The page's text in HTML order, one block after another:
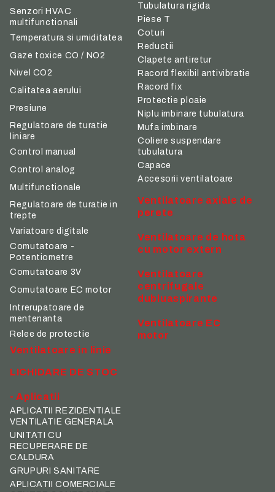
Senzori HVAC
multifunctionali
Temperatura si umiditatea
Gaze toxice CO / NO2
Nivel CO2
Calitatea aerului
Presiune
Regulatoare de turatie
liniare
Control manual
Control analog
Multifunctionale
Regulatoare de turatie in
trepte
Variatoare digitale
Comutatoare -
Potentiometre
Comutatoare 3V
Comutatoare EC motor
Intrerupatoare de
mentenanta
Relee de protectie
Tubulatura rigida
Piese T
Coturi
Reductii
Clapete antiretur
Racord flexibil antivibratie
Racord fix
Protectie ploaie
Niplu imbinare tubulatura
Mufa imbinare
Coliere suspendare
tubulatura
Capace
Accesorii ventilatoare
Ventilatoare axiale de
perete
Ventilatoare de hota
cu motor extern
Ventilatoare
centrifugale
dubluaspirante
Ventilatoare EC
motor
Ventilatoare in linie
LICHIDARE DE STOC
- Aplicatii
APLICATII REZIDENTIALE
VENTILATIE GENERALA
UNITATI CU
RECUPERARE DE
CALDURA
GRUPURI SANITARE
APLICATII COMERCIALE